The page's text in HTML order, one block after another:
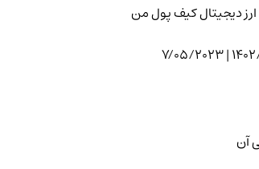
دیجیتال کیف پول من
1402/